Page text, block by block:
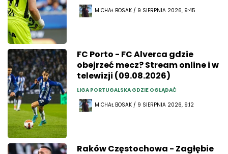
MICHAŁ BOSAK / 9 SIERPNIA 2026, 9:45
FC Porto - FC Alverca gdzie
obejrzeć mecz? Stream online i w
telewizji (09.08.2026)
LIGA PORTUGALSKA GDZIE OGLĄDAĆ
MICHAŁ BOSAK / 9 SIERPNIA 2026, 9:12
Raków Częstochowa - Zagłębie